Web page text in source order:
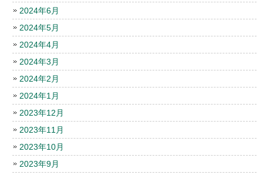
2024年6月
2024年5月
2024年4月
2024年3月
2024年2月
2024年1月
2023年12月
2023年11月
2023年10月
2023年9月